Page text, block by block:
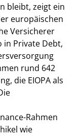
bleibt, zeigt ein
europäischen
Versicherer
in Private Debt,
rund 642
die EIOPA als
Rahmen
wie